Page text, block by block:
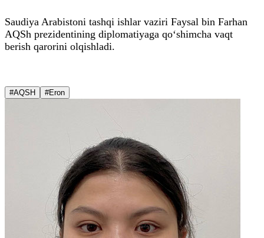
Saudiya Arabistoni tashqi ishlar vaziri Faysal bin Farhan
AQSh prezidentining diplomatiyaga qo‘shimcha vaqt
berish qarorini olqishladi.
#AQSH #Eron